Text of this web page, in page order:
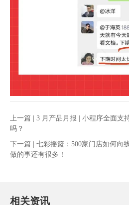
上一篇 | 3 月产品月报 | 小程序全面支
吗？
下一篇 | 七彩摇篮：500家门店如何向
做的事还有很多！
相关资讯